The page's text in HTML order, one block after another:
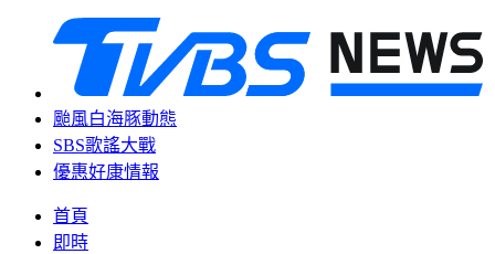
颱風白海豚動態
SBS歌謠大戰
優惠好康情報
首頁
即時